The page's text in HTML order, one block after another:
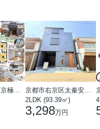
2LDK (93.39㎡)
3,298万円